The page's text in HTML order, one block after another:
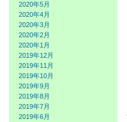
2020年5月
2020年4月
2020年3月
2020年2月
2020年1月
2019年12月
2019年11月
2019年10月
2019年9月
2019年8月
2019年7月
2019年6月